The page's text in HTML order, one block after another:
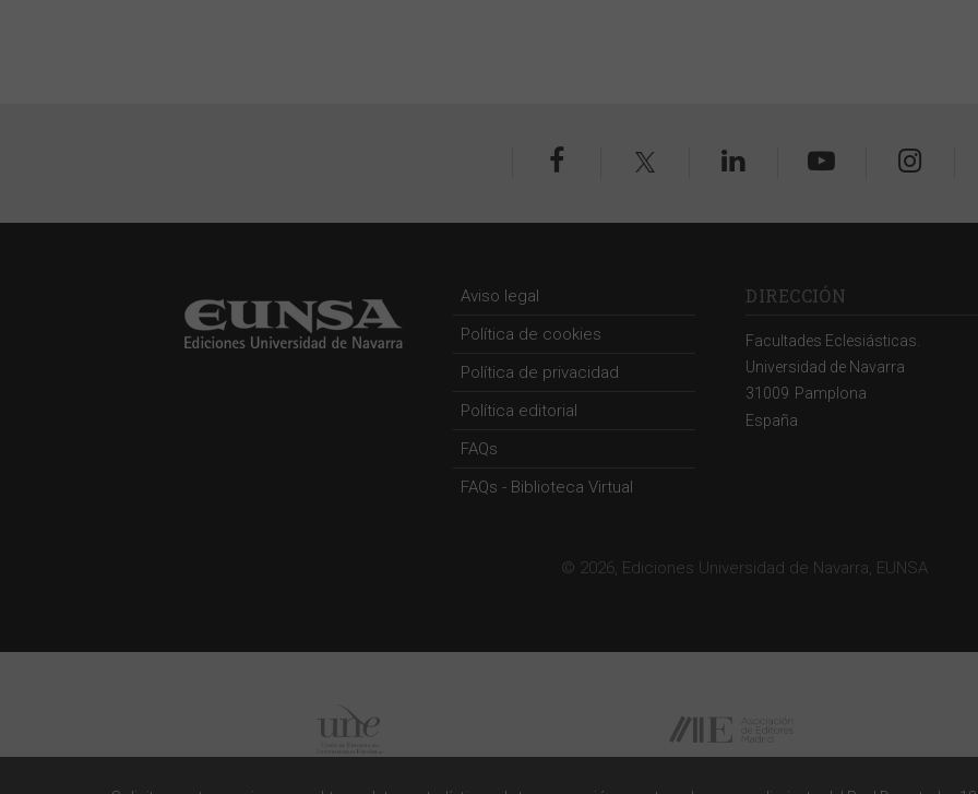
Aviso legal
Política de cookies
Política de privacidad
Política editorial
FAQs
FAQs - Biblioteca Virtual
DIRECCIÓN
Facultades Eclesiásticas.
Universidad de Navarra
31009 Pamplona
España
© 2026, Ediciones Universidad de Navarra, EUNSA